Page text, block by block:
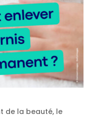
de la beauté, le